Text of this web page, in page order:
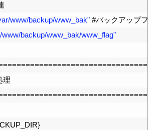
www/backup/www_bak" #バックアップフ
www/backup/www_bak/www_flag"
理
}